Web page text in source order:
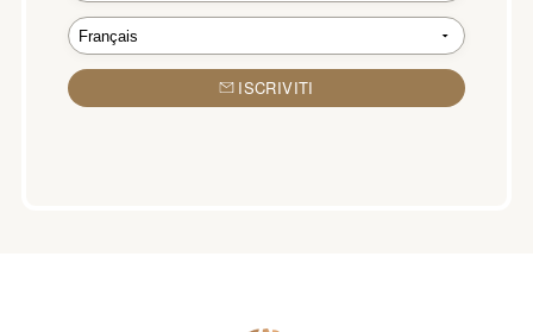
ISCRIVITI